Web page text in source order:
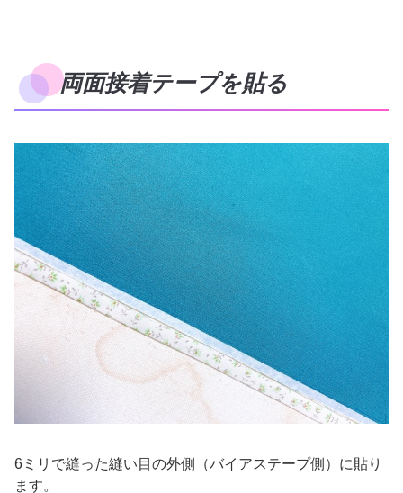
両面接着テープを貼る
6ミリで縫った縫い目の外側（バイアステープ側）に貼り
ます。